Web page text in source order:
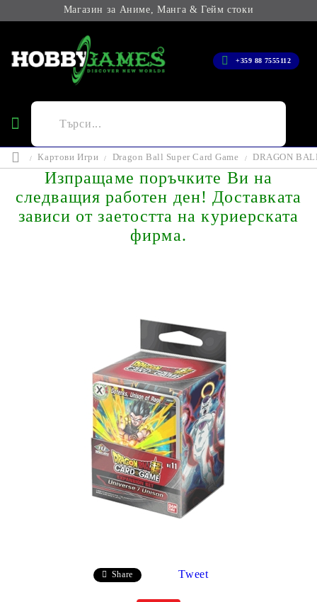
Магазин за Аниме, Манга & Гейм стоки
+359 88 7555112
Картови Игри Dragon Ball Super Card Game DRAGON
Изпращаме поръчките Ви на
следващия работен ден! Доставката
зависи от заетостта на куриерската
фирма.
Share Tweet